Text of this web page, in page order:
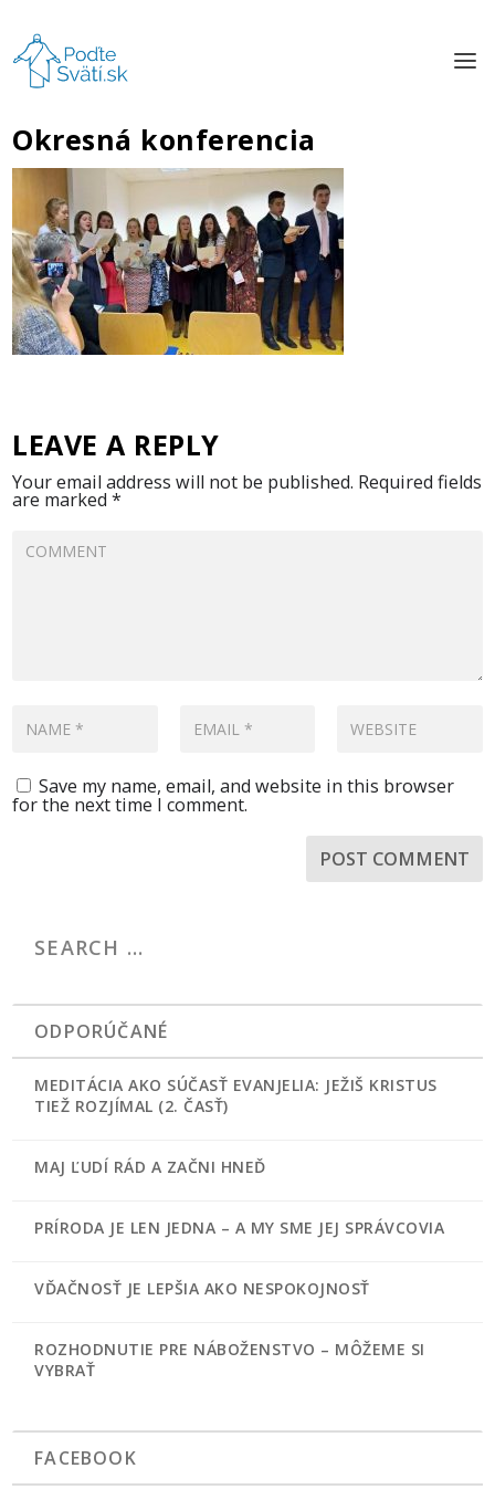
Okresná konferencia
LEAVE A REPLY
Your email address will not be published. Required fields
are marked*
Save my name, email, and website in this browser
for the next time I comment.
ODPORÚČANÉ
MEDITÁCIA AKO SÚČASŤ EVANJELIA: JEŽIŠ KRISTUS
TIEŽ ROZJÍMAL (2. ČASŤ)
MAJ ĽUDÍ RÁD A ZAČNI HNEĎ
PRÍRODA JE LEN JEDNA – A MY SME JEJ SPRÁVCOVIA
VĎAČNOSŤ JE LEPŠIA AKO NESPOKOJNOSŤ
ROZHODNUTIE PRE NÁBOŽENSTVO – MÔŽEME SI
VYBRAŤ
FACEBOOK